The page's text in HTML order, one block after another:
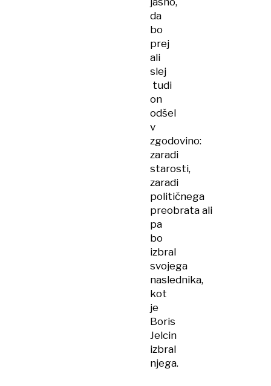
da
bo
prej
ali
slej
tudi
on
odšel
v
zgodovino:
zaradi
starosti,
zaradi
političnega
preobrata ali
pa
bo
izbral
svojega
naslednika,
kot
je
Boris
Jelcin
izbral
njega.